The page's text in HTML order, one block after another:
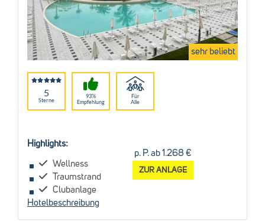
sehr beliebt
5
Sterne
93%
Empfehlung
Für
Alle
Highlights:
Wellness
Traumstrand
Clubanlage
Hotelbeschreibung
p. P. ab 1.268 €
ZUR ANLAGE